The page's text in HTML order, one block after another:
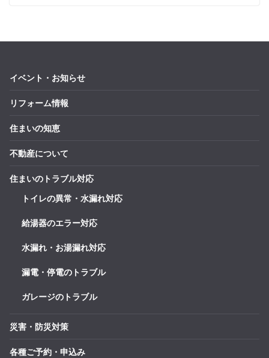
イベント・お知らせ
リフォーム情報
住まいの知恵
不動産について
住まいのトラブル対応
トイレの異常・水漏れ対応
給湯器のエラー対応
水漏れ・お湯漏れ対応
漏電・停電のトラブル
ガレージのトラブル
災害・防災対策
各種ご予約・申込み